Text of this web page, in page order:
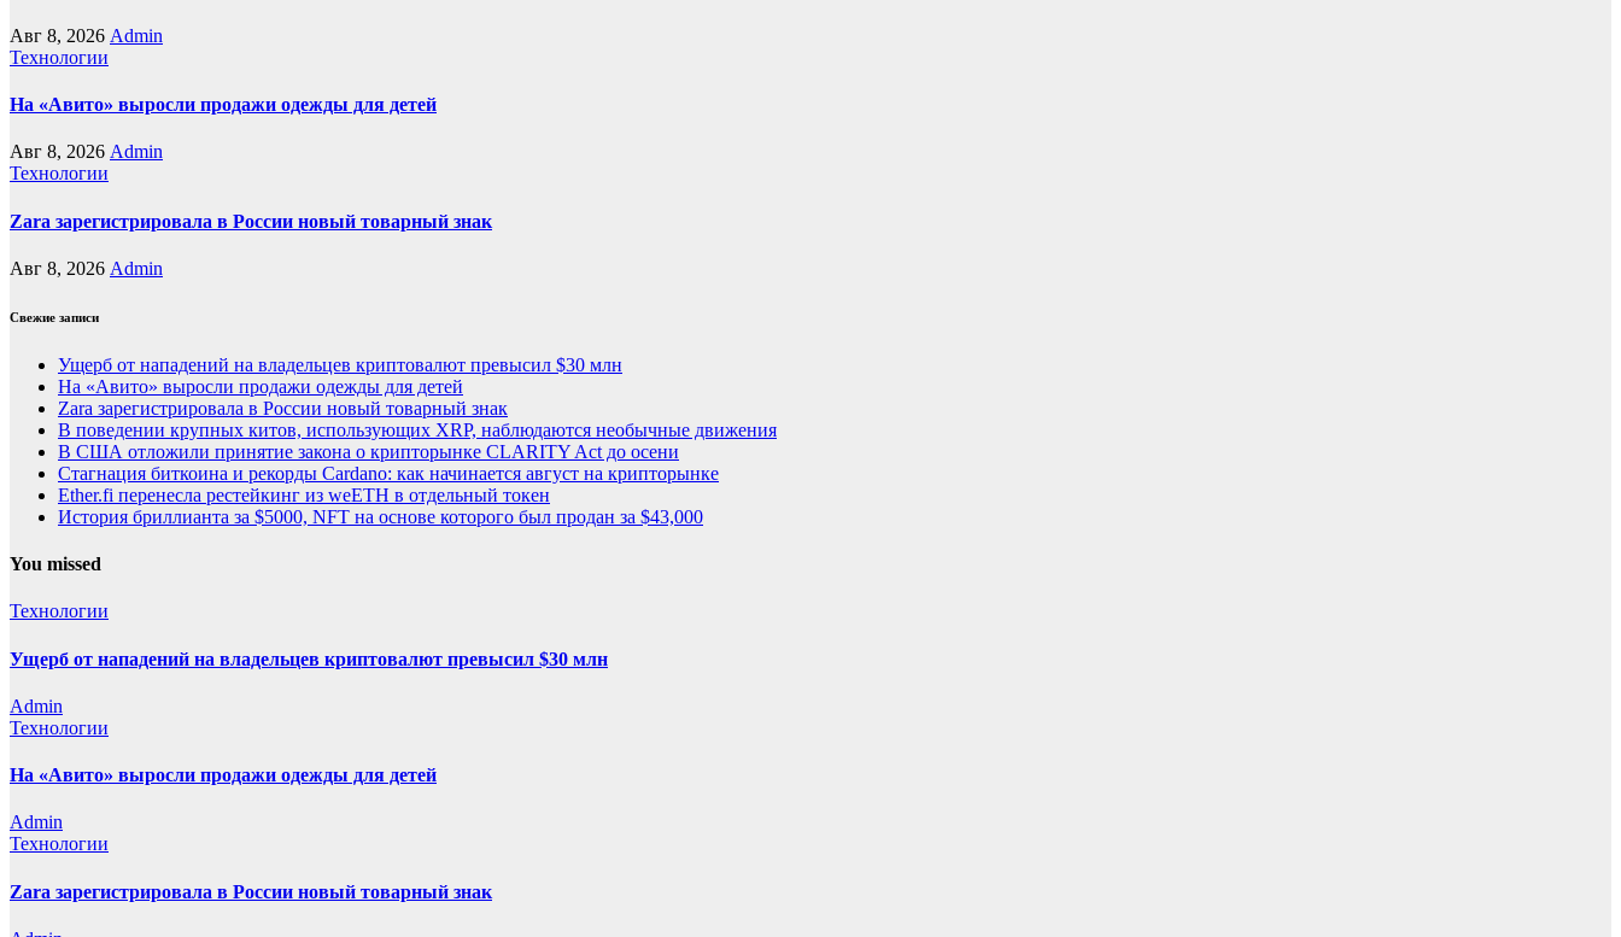
Авг 8, 2026 Admin
Технологии
На «Авито» выросли продажи одежды для детей
Авг 8, 2026 Admin
Технологии
Zara зарегистрировала в России новый товарный знак
Авг 8, 2026 Admin
Свежие записи
Ущерб от нападений на владельцев криптовалют превысил $30 млн
На «Авито» выросли продажи одежды для детей
Zara зарегистрировала в России новый товарный знак
В поведении крупных китов, использующих XRP, наблюдаются необычные движения
В США отложили принятие закона о крипторынке CLARITY Act до осени
Стагнация биткоина и рекорды Cardano: как начинается август на крипторынке
Ether.fi перенесла рестейкинг из weETH в отдельный токен
История бриллианта за $5000, NFT на основе которого был продан за $43,000
You missed
Технологии
Ущерб от нападений на владельцев криптовалют превысил $30 млн
Admin
Технологии
На «Авито» выросли продажи одежды для детей
Admin
Технологии
Zara зарегистрировала в России новый товарный знак